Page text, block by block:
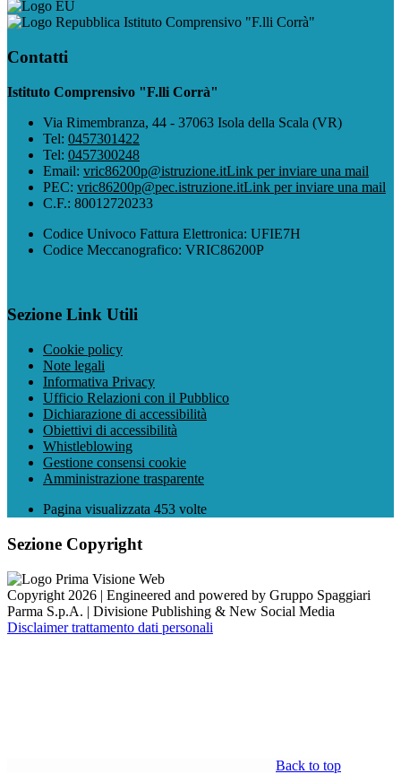
Istituto Comprensivo "F.lli Corrà"
Contatti
Istituto Comprensivo "F.lli Corrà"
Via Rimembranza, 44 - 37063 Isola della Scala (VR)
Tel: 0457301422
Tel: 0457300248
Email: vric86200p@istruzione.itLink per inviare una mail
PEC: vric86200p@pec.istruzione.itLink per inviare una mail
C.F.: 80012720233
Codice Univoco Fattura Elettronica: UFIE7H
Codice Meccanografico: VRIC86200P
Sezione Link Utili
Cookie policy
Note legali
Informativa Privacy
Ufficio Relazioni con il Pubblico
Dichiarazione di accessibilità
Obiettivi di accessibilità
Whistleblowing
Gestione consensi cookie
Amministrazione trasparente
Pagina visualizzata 453 volte
Sezione Copyright
Copyright 2026 | Engineered and powered by Gruppo Spaggiari
Parma S.p.A. | Divisione Publishing & New Social Media
Disclaimer trattamento dati personali
Back to top